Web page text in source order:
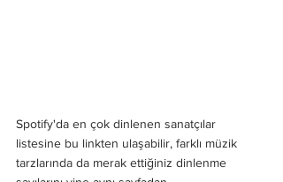
Spotify'da en çok dinlenen sanatçılar
listesine bu linkten ulaşabilir, farklı müzik
tarzlarında da merak ettiğiniz dinlenme